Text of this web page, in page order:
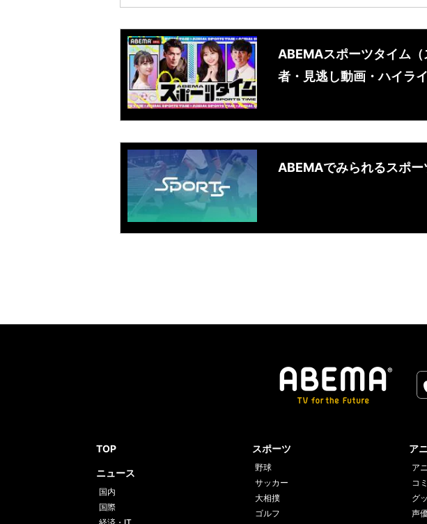
ABEMAスポーツタイム
者・見逃し動画・ハイラ
ABEMAでみられるスポ
TOP
ニュース
国内
国際
スポーツ
野球
サッカー
大相撲
ゴルフ
ア
ア
コ
グ
声